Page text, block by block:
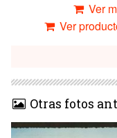
Ver
Ver
Otras fotos